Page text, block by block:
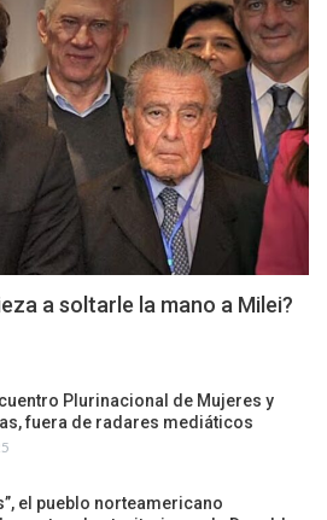
a soltarle la mano a Milei?
Plurinacional de Mujeres y
fuera de radares mediáticos
el pueblo norteamericano